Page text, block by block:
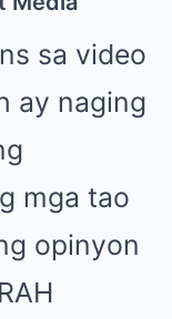
sa video
ay naging
mga tao
opinyon